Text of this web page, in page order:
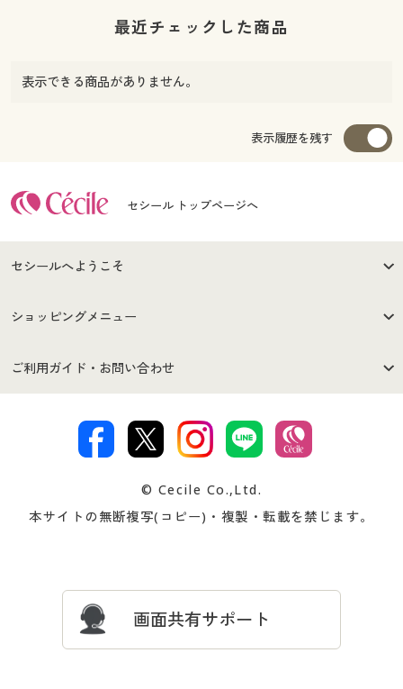
最近チェックした商品
表示できる商品がありません。
表示履歴を残す
セシール トップページへ
セシールへようこそ
はじめての方へ
セシールご利用規約
著作権・商標について 会社案内
ショッピングメニュー
商品カテゴリ
プレゼント＆キャンペーン サイトマップ
ご利用ガイド・お問い合わせ
交換・返品は お支払は
ついて
忘れの場合
© Cecile Co.,Ltd.
本サイトの無断複写(コピー)・複製・転載を禁じます。
画面共有サポート